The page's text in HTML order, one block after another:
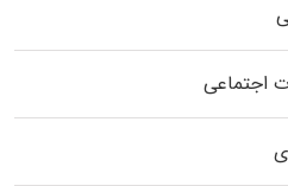
اجتماعی